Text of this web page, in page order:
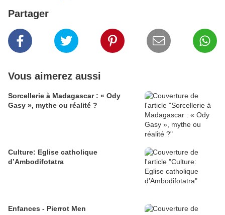
Partager
Vous aimerez aussi
Sorcellerie à Madagascar : « Ody
Gasy », mythe ou réalité ?
Culture: Eglise catholique
d’Ambodifotatra
Enfances - Pierrot Men